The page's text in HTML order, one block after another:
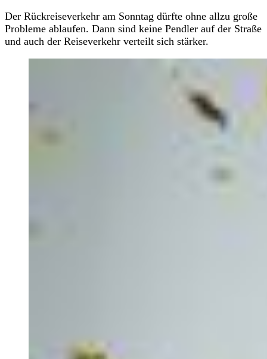
Der Rückreiseverkehr am Sonntag dürfte ohne allzu große
Probleme ablaufen. Dann sind keine Pendler auf der Straße
und auch der Reiseverkehr verteilt sich stärker.